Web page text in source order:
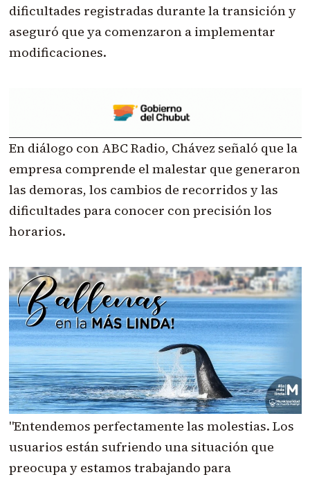
dificultades registradas durante la transición y
aseguró que ya comenzaron a implementar
modificaciones.
En diálogo con ABC Radio, Chávez señaló que la
empresa comprende el malestar que generaron
las demoras, los cambios de recorridos y las
dificultades para conocer con precisión los
horarios.
"Entendemos perfectamente las molestias. Los
usuarios están sufriendo una situación que
preocupa y estamos trabajando para